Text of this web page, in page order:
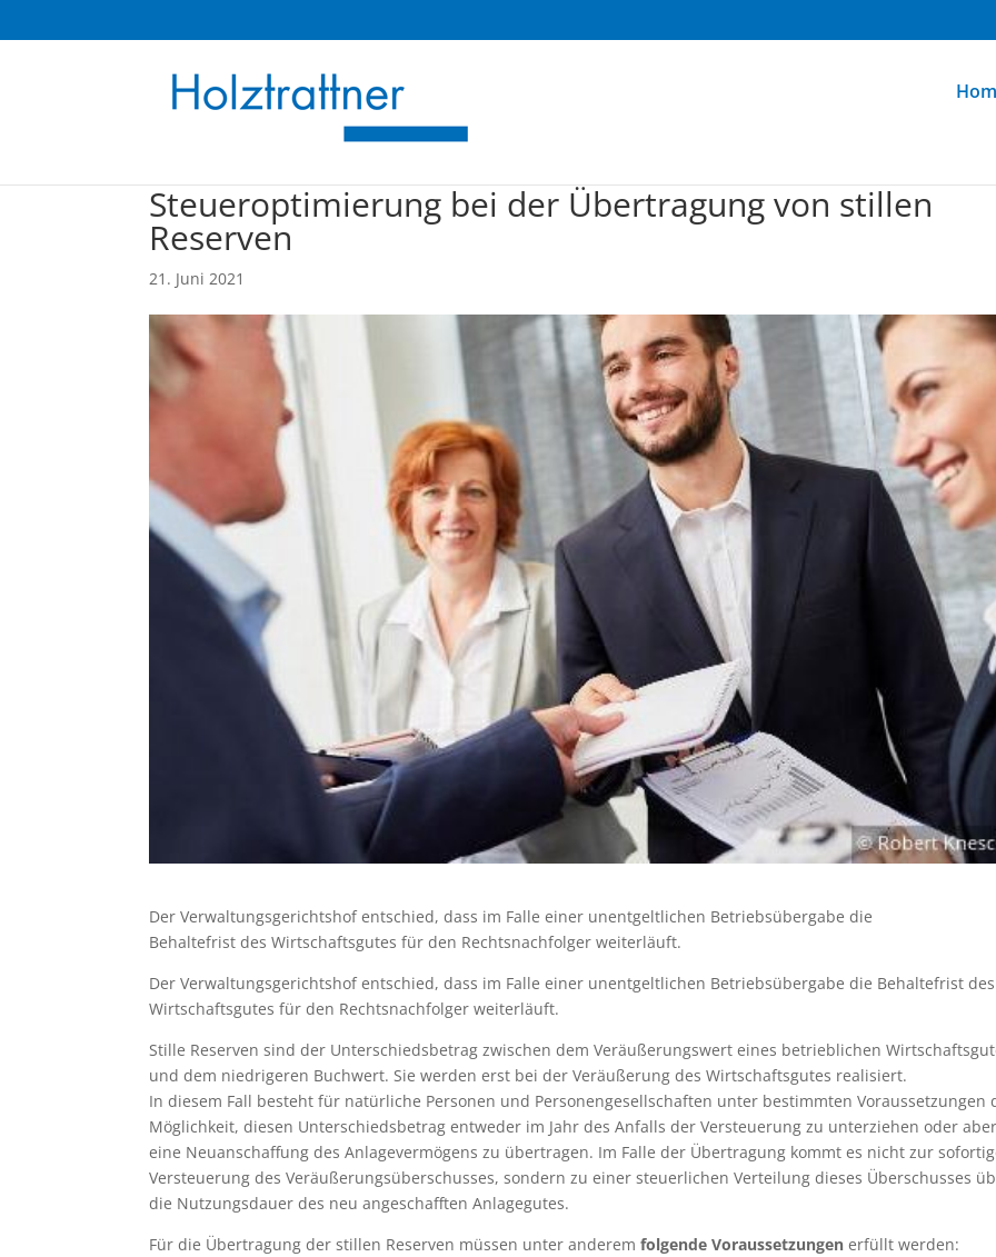
Steueroptimierung bei der Übertragung von stillen
Reserven
21. Juni 2021
Der Verwaltungsgerichtshof entschied, dass im Falle einer unentgeltlichen Betriebsübergabe die
Behaltefrist des Wirtschaftsgutes für den Rechtsnachfolger weiterläuft.
Der Verwaltungsgerichtshof entschied, dass im Falle einer unentgeltlichen Betriebsübergabe die Behaltefrist des
Wirtschaftsgutes für den Rechtsnachfolger weiterläuft.
Stille Reserven sind der Unterschiedsbetrag zwischen dem Veräußerungswert eines betrieblichen
und dem niedrigeren Buchwert. Sie werden erst bei der Veräußerung des Wirtschaftsgutes realisiert.
In diesem Fall besteht für natürliche Personen und Personengesellschaften unter bestimmten Voraussetzungen
Möglichkeit, diesen Unterschiedsbetrag entweder im Jahr des Anfalls der Versteuerung zu unterziehen oder
eine Neuanschaffung des Anlagevermögens zu übertragen. Im Falle der Übertragung kommt es nicht zur
Versteuerung des Veräußerungsüberschusses, sondern zu einer steuerlichen Verteilung dieses Überschusses
die Nutzungsdauer des neu angeschafften Anlagegutes.
Für die Übertragung der stillen Reserven müssen unter anderemfolgende Voraussetzungen erfüllt werden: